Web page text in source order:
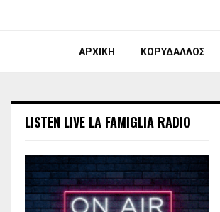
ΑΡΧΙΚΗ ΚΟΡΥΔΑΛΛΟΣ
LISTEN LIVE LA FAMIGLIA RADIO